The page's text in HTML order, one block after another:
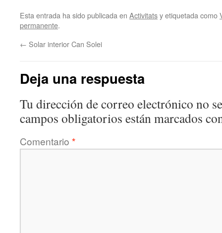
Esta entrada ha sido publicada en Activitatsy etiquetada como
permanente.
← Solar interior Can Solei
Deja una respuesta
Tu dirección de correo electrónico no
campos obligatorios están marcados
Comentario *